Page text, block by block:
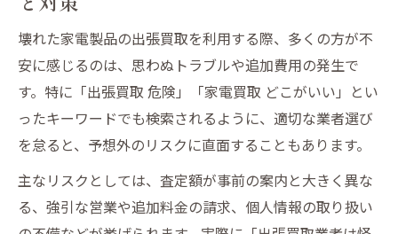
壊れた家電製品の出張買取を利用する際、多くの方が不
安に感じるのは、思わぬトラブルや追加費用の発生で
す。特に「出張買取 危険」「家電買取 どこがいい」とい
ったキーワードでも検索されるように、適切な業者選び
を怠ると、予想外のリスクに直面することもあります。
主なリスクとしては、査定額が事前の案内と大きく異な
る、強引な営業や追加料金の請求、個人情報の取り扱い